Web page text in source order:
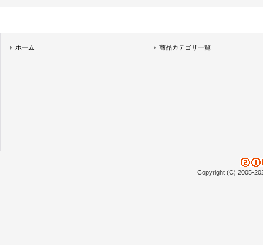
ホーム 商品カテゴリ一覧
Copyright (C) 2005-